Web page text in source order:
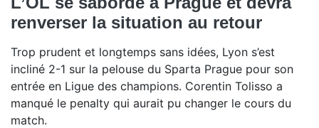
renverser la situation au retour
Trop prudent et longtemps sans idées, Lyon s’est
incliné 2-1 sur la pelouse du Sparta Prague pour son
entrée en Ligue des champions. Corentin Tolisso a
manqué le penalty qui aurait pu changer le cours du
match.